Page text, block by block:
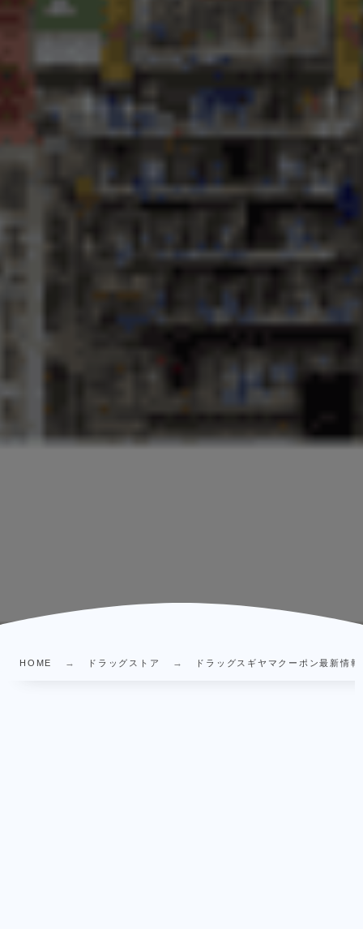
HOME ドラッグストア ドラッグスギヤマクーポン最新情